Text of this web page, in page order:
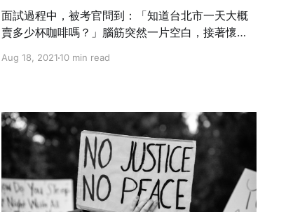
面試過程中，被考官問到：「知道台北市一天大概
賣多少杯咖啡嗎？」腦筋突然一片空白，接著懷疑
想，因為你可能是遇到面試關卡中的魔王——個案
Aug 18, 202110 min read